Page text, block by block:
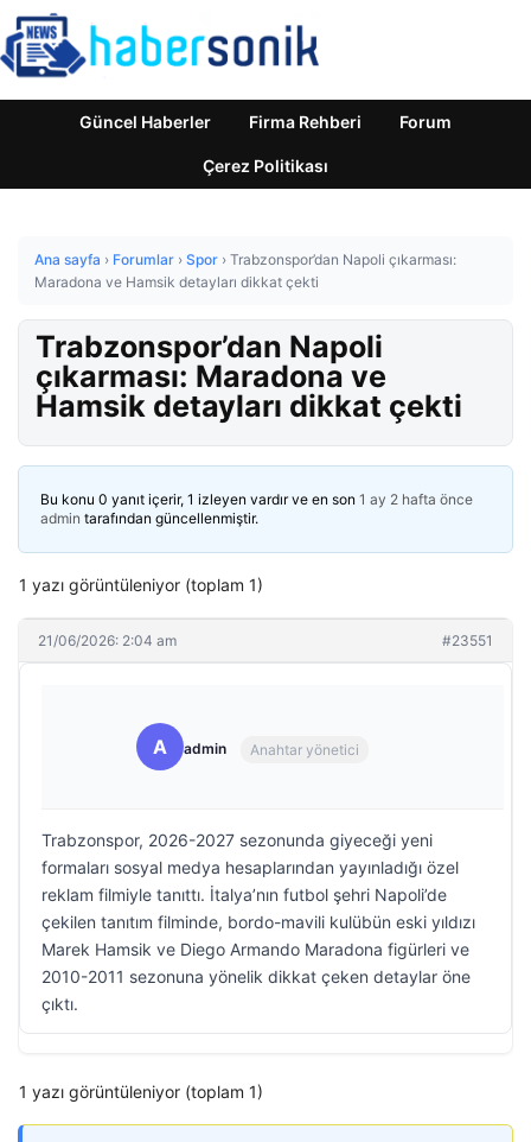
Güncel Haberler Firma Rehberi Forum
Çerez Politikası
Ana sayfa › Forumlar › Spor › Trabzonspor’dan Napoli çıkarması:
Maradona ve Hamsik detayları dikkat çekti
Trabzonspor’dan Napoli
çıkarması: Maradona ve
Hamsik detayları dikkat çekti
Bu konu 0 yanıt içerir, 1 izleyen vardır ve en son 1 ay 2 hafta önce
admin tarafından güncellenmiştir.
1 yazı görüntüleniyor (toplam 1)
21/06/2026: 2:04 am #23551
A admin Anahtar yönetici
Trabzonspor, 2026-2027 sezonunda giyeceği yeni
formaları sosyal medya hesaplarından yayınladığı özel
reklam filmiyle tanıttı. İtalya’nın futbol şehri Napoli’de
çekilen tanıtım filminde, bordo-mavili kulübün eski yıldızı
Marek Hamsik ve Diego Armando Maradona figürleri ve
2010-2011 sezonuna yönelik dikkat çeken detaylar öne
çıktı.
1 yazı görüntüleniyor (toplam 1)